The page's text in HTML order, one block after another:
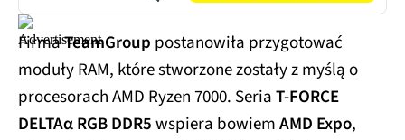
FirmaTeamGroup postanowiła przygotować
moduły RAM, które stworzone zostały z myślą o
procesorach AMD Ryzen 7000. SeriaT-FORCE
DELTAα RGB DDR5wspiera bowiemAMD Expo,